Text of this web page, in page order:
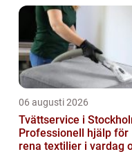
ytterdörren, från
historisk...
06 augusti 2026
Tvättservice i
Professionell hjälp för
rena textilier i vardag